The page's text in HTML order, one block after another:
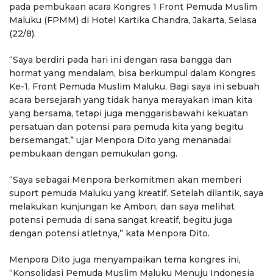
pada pembukaan acara Kongres 1 Front Pemuda Muslim
Maluku (FPMM) di Hotel Kartika Chandra, Jakarta, Selasa
(22/8).
“Saya berdiri pada hari ini dengan rasa bangga dan
hormat yang mendalam, bisa berkumpul dalam Kongres
Ke-1, Front Pemuda Muslim Maluku. Bagi saya ini sebuah
acara bersejarah yang tidak hanya merayakan iman kita
yang bersama, tetapi juga menggarisbawahi kekuatan
persatuan dan potensi para pemuda kita yang begitu
bersemangat,” ujar Menpora Dito yang menanadai
pembukaan dengan pemukulan gong.
“Saya sebagai Menpora berkomitmen akan memberi
suport pemuda Maluku yang kreatif. Setelah dilantik, saya
melakukan kunjungan ke Ambon, dan saya melihat
potensi pemuda di sana sangat kreatif, begitu juga
dengan potensi atletnya,” kata Menpora Dito.
Menpora Dito juga menyampaikan tema kongres ini,
“Konsolidasi Pemuda Muslim Maluku Menuju Indonesia